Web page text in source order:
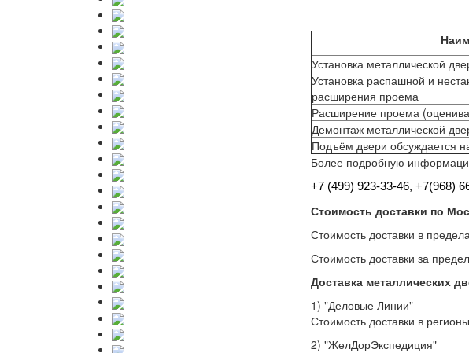
Установка металлической
Установка распашной и
расширения проема
Расширение проема
Демонтаж металлической
Подъём двери обсуждается
Более подробную
+7 (499) 923-33-46, +7(968)
Стоимость доставки по
Стоимость доставки в
Стоимость доставки за
Доставка металлических
1) "Деловые Линии"
Стоимость доставки в
2) "ЖелДорЭкспедиция"